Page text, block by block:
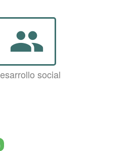
group
social